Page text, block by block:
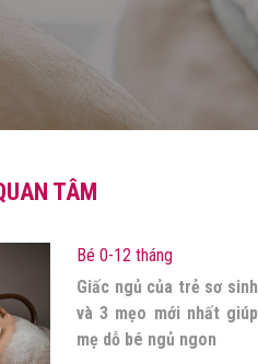
TÂM
Bé 0-12 tháng
Giấc ngủ của trẻ sơ sinh
và 3 mẹo mới nhất giúp
mẹ dỗ bé ngủ ngon